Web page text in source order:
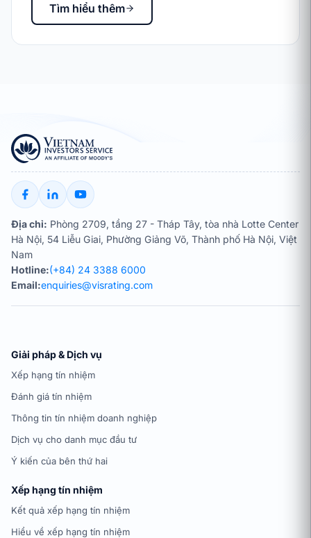
Tìm hiểu thêm
Địa chỉ: Phòng 2709, tầng 27 - Tháp Tây, tòa nhà Lotte Center
Hà Nội, 54 Liễu Giai, Phường Giảng Võ, Thành phố Hà Nội, Việt
Nam
Hotline:(+84) 24 3388 6000
Email:enquiries@visrating.com
Giải pháp & Dịch vụ
Xếp hạng tín nhiệm
Đánh giá tín nhiệm
Thông tin tín nhiệm doanh nghiệp
Dịch vụ cho danh mục đầu tư
Ý kiến của bên thứ hai
Xếp hạng tín nhiệm
Kết quả xếp hạng tín nhiệm
Hiểu về xếp hạng tín nhiệm